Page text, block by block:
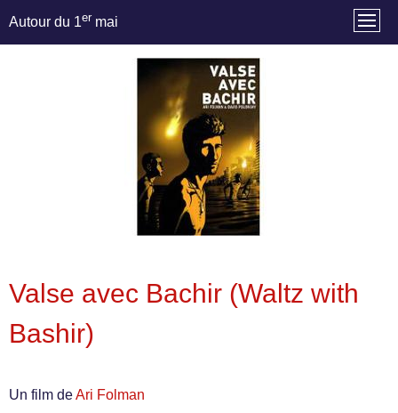
Autour du 1er mai
Valse avec Bachir (Waltz with
Bashir)
Un film deAri Folman